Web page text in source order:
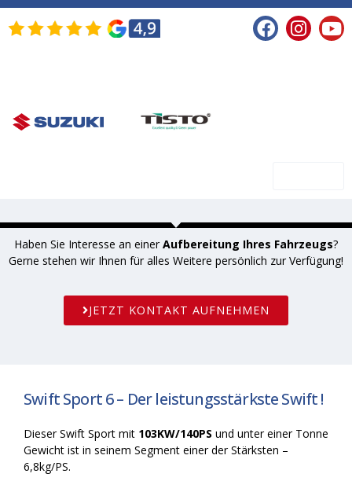
Haben Sie Interesse an einer Aufbereitung Ihres Fahrzeugs?
Gerne stehen wir Ihnen für alles Weitere persönlich zur Verfügung!
JETZT KONTAKT AUFNEHMEN
Swift Sport 6 – Der leistungsstärkste Swift !
Dieser Swift Sport mit 103KW/140PS und unter einer Tonne
Gewicht ist in seinem Segment einer der Stärksten –
6,8kg/PS.